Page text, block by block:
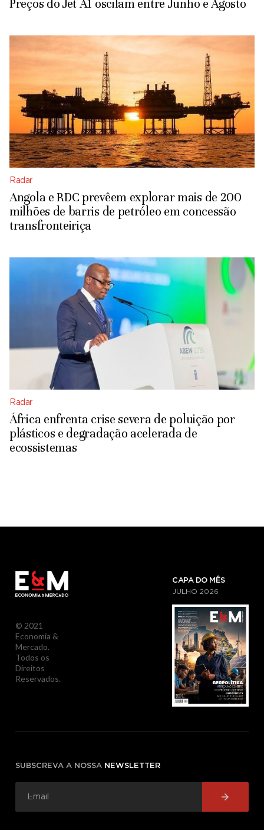
Preços do Jet A1 oscilam entre Junho e Agosto
Radar
Angola e RDC prevêem explorar mais de 200
milhões de barris de petróleo em concessão
transfronteiriça
Radar
África enfrenta crise severa de poluição por
plásticos e degradação acelerada de
ecossistemas
© 2021
Economia &
Mercado.
Todos os
Direitos
Reservados.
CAPA DO MÊS
JULHO 2026
SUBSCREVA A NOSSA NEWSLETTER